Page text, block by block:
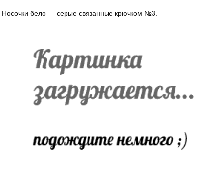
Носочки бело — серые связанные крючком №3.